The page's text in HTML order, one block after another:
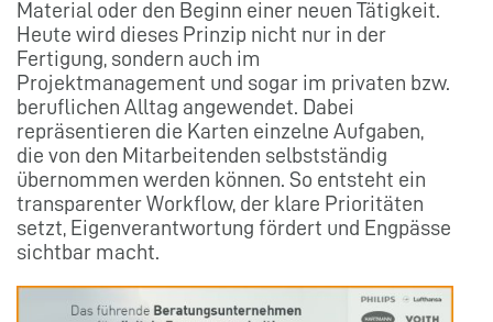
Material oder den Beginn einer neuen Tätigkeit.
Heute wird dieses Prinzip nicht nur in der
Fertigung, sondern auch im
Projektmanagement und sogar im privaten bzw.
beruflichen Alltag angewendet. Dabei
repräsentieren die Karten einzelne Aufgaben,
die von den Mitarbeitenden selbstständig
übernommen werden können. So entsteht ein
transparenter Workflow, der klare Prioritäten
setzt, Eigenverantwortung fördert und Engpässe
sichtbar macht.